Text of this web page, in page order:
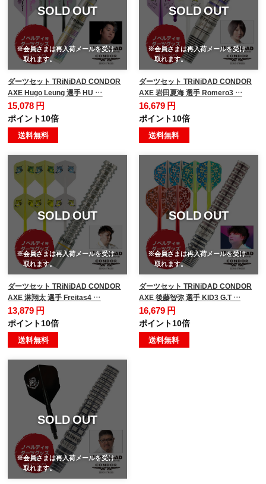
SOLD OUT
※会員さまは再入荷メールを受け
取れます。
ダーツセット TRiNiDAD CONDOR
AXE Hugo Leung 選手 HU …
15,078 円
ポイント10倍
送料無料
SOLD OUT
※会員さまは再入荷メールを受け
取れます。
ダーツセット TRiNiDAD CONDOR
AXE 岩田夏海 選手 Romero3 …
16,679 円
ポイント10倍
送料無料
SOLD OUT
※会員さまは再入荷メールを受け
取れます。
ダーツセット TRiNiDAD CONDOR
AXE 淋翔太 選手 Freitas4 …
13,879 円
ポイント10倍
送料無料
SOLD OUT
※会員さまは再入荷メールを受け
取れます。
ダーツセット TRiNiDAD CONDOR
AXE 後藤智弥 選手 KID3 G.T …
16,679 円
ポイント10倍
送料無料
SOLD OUT
※会員さまは再入荷メールを受け
取れます。